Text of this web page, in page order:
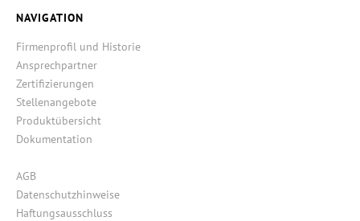
NAVIGATION
Firmenprofil und Historie
Ansprechpartner
Zertifizierungen
Stellenangebote
Produktübersicht
Dokumentation
AGB
Datenschutzhinweise
Haftungsausschluss